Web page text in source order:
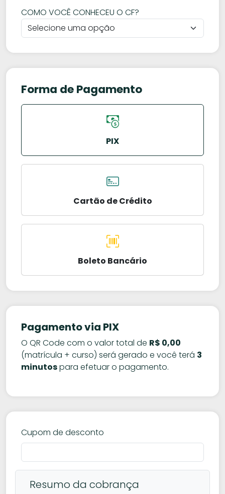
COMO VOCÊ CONHECEU O CF?
Forma de Pagamento
PIX
Cartão de Crédito
Boleto Bancário
Pagamento via PIX
O QR Code com o valor total de R$ 0,00
(matrícula + curso) será gerado e você terá 3
minutospara efetuar o pagamento.
Cupom de desconto
Resumo da cobrança